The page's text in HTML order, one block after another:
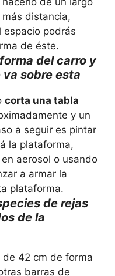
distancia,
espacio podrás
de éste.
del carro y
sobre esta
corta una tabla
y un
a seguir es pintar
la plataforma,
aerosol o usando
a armar la
plataforma.
de rejas
de la
42 cm de forma
barras de